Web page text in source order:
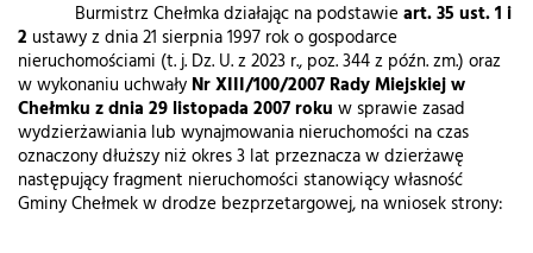
Burmistrz Chełmka działając na podstawieart. 35 ust. 1 i
2 ustawy z dnia 21 sierpnia 1997 rok o gospodarce
nieruchomościami (t. j. Dz. U. z 2023 r., poz. 344 z późn. zm.) oraz
w wykonaniu uchwały Nr XIII/100/2007 Rady Miejskiej w
Chełmku z dnia 29 listopada 2007 roku w sprawie zasad
wydzierżawiania lub wynajmowania nieruchomości na czas
oznaczony dłuższy niż okres 3 lat przeznacza w dzierżawę
następujący fragment nieruchomości stanowiący własność
Gminy Chełmek w drodze bezprzetargowej, na wniosek strony: